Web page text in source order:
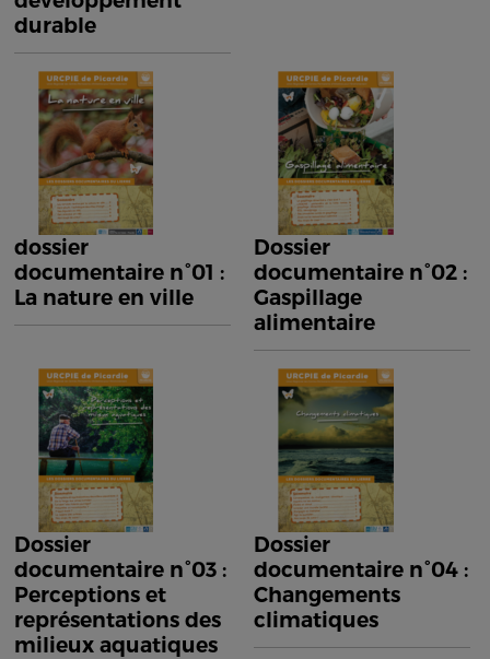
durable
dossier
documentaire n°01 :
La nature en ville
Dossier
documentaire n°02 :
Gaspillage
alimentaire
Dossier
documentaire n°03 :
Perceptions et
représentations des
milieux aquatiques
Dossier
documentaire n°04 :
Changements
climatiques